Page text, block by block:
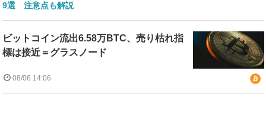
9選 注意点も解説
ビットコイン流出6.58万BTC、売り枯れ指
標は接近＝グラスノード
08/06 14:06